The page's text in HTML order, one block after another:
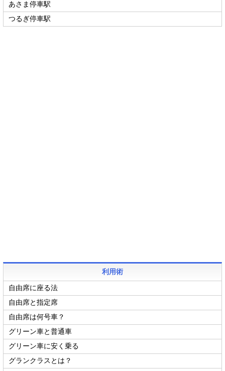
あさま停車駅
つるぎ停車駅
利用術
自由席に座る法
自由席と指定席
自由席は何号車？
グリーン車と普通車
グリーン車に安く乗る
グランクラスとは？